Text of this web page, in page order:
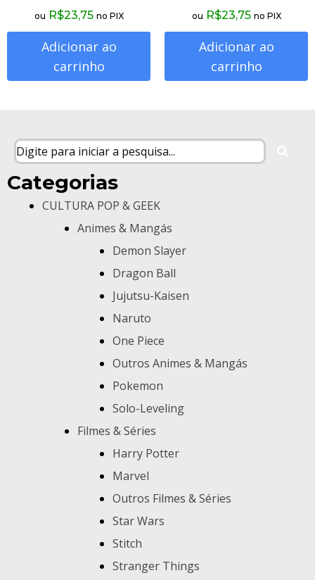
ou R$23,75 no PIX
Adicionar ao
carrinho
ou R$23,75 no PIX
Adicionar ao
carrinho
Categorias
CULTURA POP & GEEK
Animes & Mangás
Demon Slayer
Dragon Ball
Jujutsu-Kaisen
Naruto
One Piece
Outros Animes & Mangás
Pokemon
Solo-Leveling
Filmes & Séries
Harry Potter
Marvel
Outros Filmes & Séries
Star Wars
Stitch
Stranger Things